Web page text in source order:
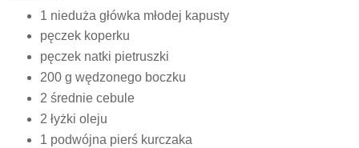
1 nieduża główka młodej kapusty
pęczek koperku
pęczek natki pietruszki
200 g wędzonego boczku
2 średnie cebule
2 łyżki oleju
1 podwójna pierś kurczaka